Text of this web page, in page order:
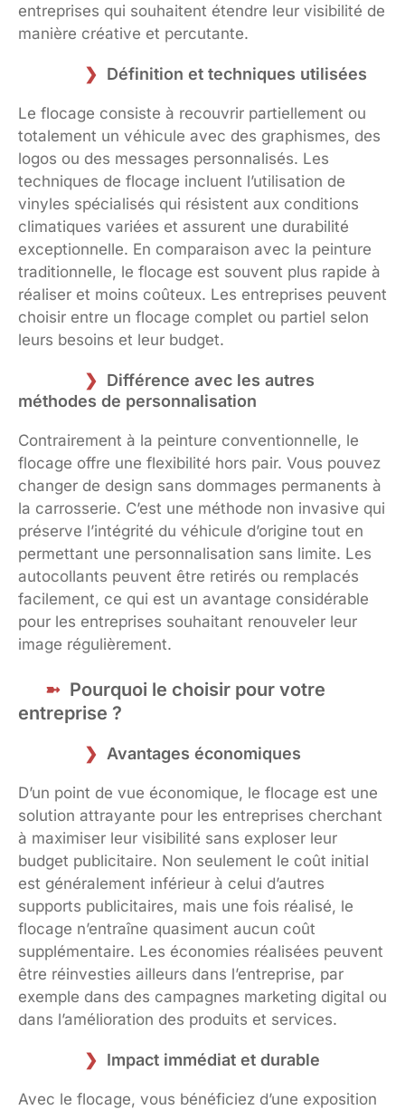
entreprises qui souhaitent étendre leur visibilité de
manière créative et percutante.
Définition et techniques utilisées
Le flocage consiste à recouvrir partiellement ou
totalement un véhicule avec des graphismes, des
logos ou des messages personnalisés. Les
techniques de flocage incluent l’utilisation de
vinyles spécialisés qui résistent aux conditions
climatiques variées et assurent une durabilité
exceptionnelle. En comparaison avec la peinture
traditionnelle, le flocage est souvent plus rapide à
réaliser et moins coûteux. Les entreprises peuvent
choisir entre un flocage complet ou partiel selon
leurs besoins et leur budget.
Différence avec les autres
méthodes de personnalisation
Contrairement à la peinture conventionnelle, le
flocage offre une flexibilité hors pair. Vous pouvez
changer de design sans dommages permanents à
la carrosserie. C’est une méthode non invasive qui
préserve l’intégrité du véhicule d’origine tout en
permettant une personnalisation sans limite. Les
autocollants peuvent être retirés ou remplacés
facilement, ce qui est un avantage considérable
pour les entreprises souhaitant renouveler leur
image régulièrement.
Pourquoi le choisir pour votre
entreprise ?
Avantages économiques
D’un point de vue économique, le flocage est une
solution attrayante pour les entreprises cherchant
à maximiser leur visibilité sans exploser leur
budget publicitaire. Non seulement le coût initial
est généralement inférieur à celui d’autres
supports publicitaires, mais une fois réalisé, le
flocage n’entraîne quasiment aucun coût
supplémentaire. Les économies réalisées peuvent
être réinvesties ailleurs dans l’entreprise, par
exemple dans des campagnes marketing digital ou
dans l’amélioration des produits et services.
Impact immédiat et durable
Avec le flocage, vous bénéficiez d’une exposition